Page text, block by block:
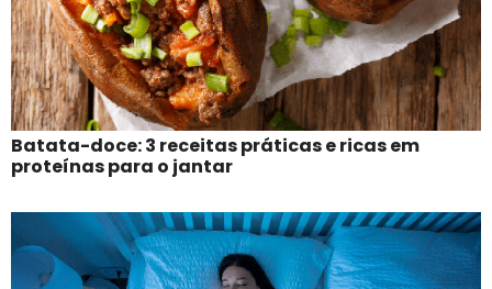
Batata-doce: 3 receitas práticas e ricas em
proteínas para o jantar